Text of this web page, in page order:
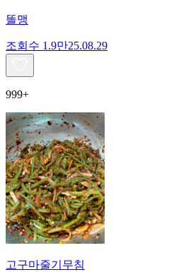
똘맹
조회수 1.9만25.08.29
999+
고구마줄기무침